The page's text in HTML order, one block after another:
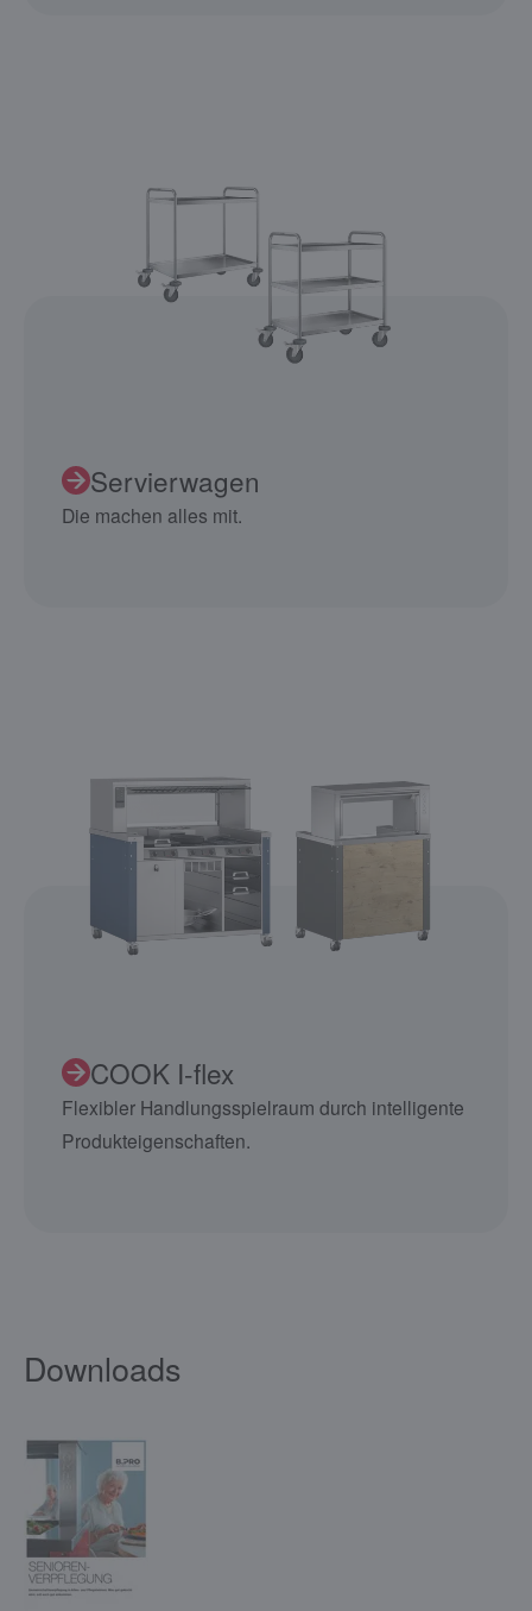
Servierwagen
Die machen alles mit.
COOK I-flex
Flexibler Handlungsspielraum durch intelligente
Produkteigenschaften.
Downloads